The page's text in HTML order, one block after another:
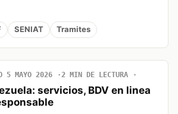
SENIAT Tramites
5 MAYO 2026 2 MIN DE LECTURA
servicios, BDV en linea